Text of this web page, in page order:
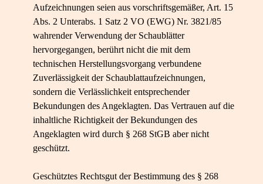
Aufzeichnungen seien aus vorschriftsgemäßer, Art. 15
Abs. 2 Unterabs. 1 Satz 2 VO (EWG) Nr. 3821/85
wahrender Verwendung der Schaublätter
hervorgegangen, berührt nicht die mit dem
technischen Herstellungsvorgang verbundene
Zuverlässigkeit der Schaublattaufzeichnungen,
sondern die Verlässlichkeit entsprechender
Bekundungen des Angeklagten. Das Vertrauen auf die
inhaltliche Richtigkeit der Bekundungen des
Angeklagten wird durch § 268 StGB aber nicht
geschützt.
Geschütztes Rechtsgut der Bestimmung des § 268